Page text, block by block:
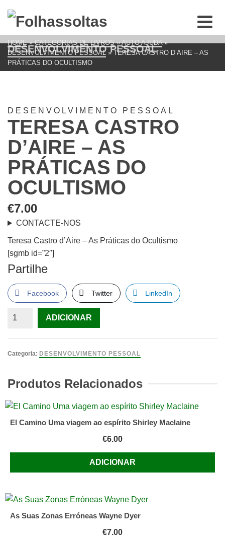
DESENVOLVIMENTO PESSOAL
HOME » CATEGORIAS DE LIVROS » AUTO AJUDA »
DESENVOLVIMENTO PESSOAL » TERESA CASTRO D’AIRE – AS
PRÁTICAS DO OCULTISMO
DESENVOLVIMENTO PESSOAL
TERESA CASTRO
D’AIRE – AS
PRÁTICAS DO
OCULTISMO
€7.00
CONTACTE-NOS
Teresa Castro d’Aire – As Práticas do Ocultismo
[sgmb id=”2″]
Partilhe
Facebook Twitter LinkedIn
Quantidade
Castro
As
Práticas
Ocultismo
ADICIONAR
Categoria: DESENVOLVIMENTO PESSOAL
Produtos Relacionados
El Camino Uma viagem ao espírito Shirley Maclaine
€6.00
ADICIONAR
As Suas Zonas Erróneas Wayne Dyer
€7.00